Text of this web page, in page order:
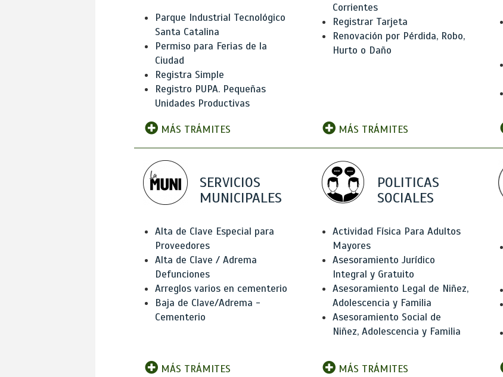
Parque Industrial Tecnológico
Santa Catalina
Permiso para Ferias de la
Ciudad
Registra Simple
Registro PUPA. Pequeñas
Unidades Productivas
MÁS TRÁMITES
Corrientes
Registrar Tarjeta
Renovación por Pérdida, Robo,
Hurto o Daño
MÁS TRÁMITES
SERVICIOS
MUNICIPALES
Alta de Clave Especial para
Proveedores
Alta de Clave / Adrema
Defunciones
Arreglos varios en cementerio
Baja de Clave/Adrema -
Cementerio
MÁS TRÁMITES
POLITICAS
SOCIALES
Actividad Física Para Adultos
Mayores
Asesoramiento Jurídico
Integral y Gratuito
Asesoramiento Legal de Niñez,
Adolescencia y Familia
Asesoramiento Social de
Niñez, Adolescencia y Familia
MÁS TRÁMITES